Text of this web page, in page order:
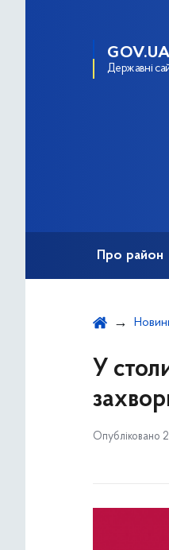
GOV.UA
Державні
Про район
У
Опубліковано